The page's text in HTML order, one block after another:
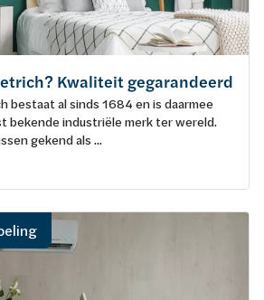
Kwaliteit gegarandeerd
bestaat al sinds 1684 en is daarmee
bekende industriële merk ter wereld.
gekend als ...